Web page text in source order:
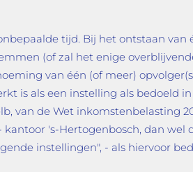
tijd. Bij het ontstaan van
(of zal het enige
van één (of meer)
als een instelling als bedoeld in
van de Wet inkomstenbelasting
's-Hertogenbosch, dan
instellingen", - als hiervoor